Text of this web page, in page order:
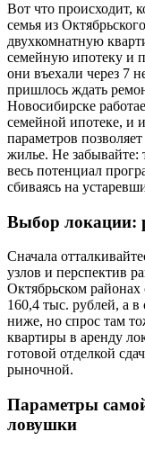
Вот что происходит,
семья из
двухкомнатную
семейную ипотеку и
они въехали через 7
пришлось ждать
Новосибирске
семейной ипотеке, и
параметров
жилье. Не забывайте:
весь потенциал
сбиваясь на
Выбор локации:
Сначала
узлов и перспектив
Октябрьском
160,4 тыс. рублей, а
ниже, но спрос там
квартиры в аренду
готовой отделкой
рыночной.
Параметры
ловушки